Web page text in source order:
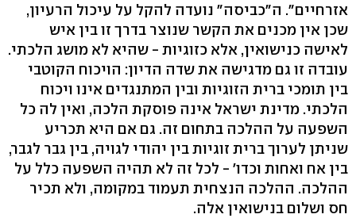
אזרחיים". ה"כביסה" נועדה להקל על עיכול הרעיון,
שכן אין מכנים את הקשר שנוצר בדרך זו בין איש
לאישה כנישואין, אלא כזוגיות - שהיא לא מושג הלכתי.
עובדה זו גם מדגישה את שדה הדיון: הויכוח הקוטבי
בין תומכי ברית הזוגיות ובין המתנגדים אינו ויכוח
הלכתי. מדינת ישראל אינה פוסקת הלכה, ואין לה כל
השפעה על ההלכה בתחום זה. גם אם היא תכריע
שניתן לערוך ברית זוגיות בין יהודי לגויה, בין גבר לגבר,
בין אח ואחות וכדו' - לכל זה לא תהיה השפעה כלל על
ההלכה. ההלכה הנצחית תעמוד במקומה, ולא תכיר
חס ושלום בנישואין אלה.